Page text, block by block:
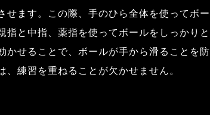
せます。この際、手のひら全体を使ってボー
と中指、薬指を使ってボールをしっかりと
かせることで、ボールが手から滑ることを防
練習を重ねることが欠かせません。